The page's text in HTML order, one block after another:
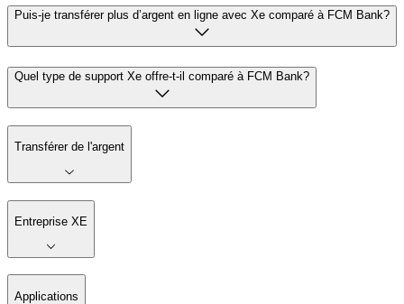
Puis-je transférer plus d’argent en ligne avec Xe comparé à FCM Bank?
Quel type de support Xe offre-t-il comparé à FCM Bank?
Transférer de l'argent
Entreprise XE
Applications